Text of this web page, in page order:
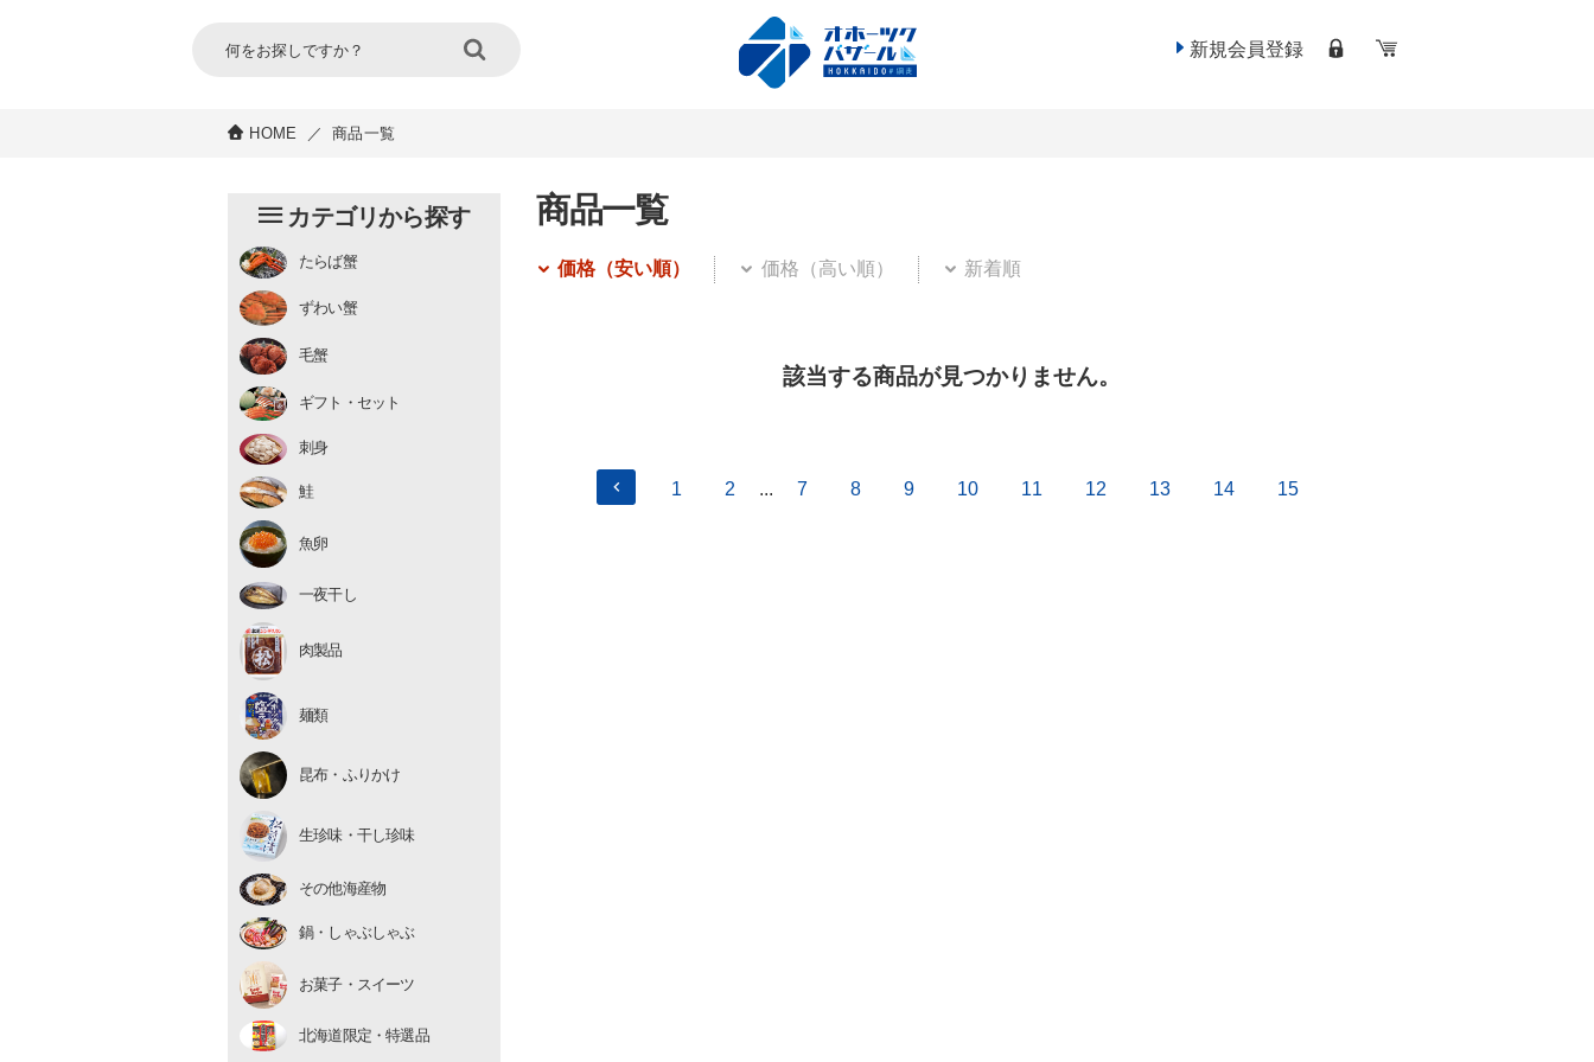
新規会員登録
HOME ／ 商品一覧
カテゴリから探す
たらば蟹
チルド
むき身 ずわい蟹
むき身
生冷凍 毛蟹
チルド
ギフト・セット
刺身
鮭
魚卵
いくら
たらこ・明太子
数の子
一夜干し
肉製品
麺類
昆布・ふりかけ
生珍味・干し珍味
生珍味
干し珍味
その他海産物
鍋・しゃぶしゃぶ
お菓子・スイーツ
北海道限定・特選品
商品一覧
価格（安い順） 価格（高い順） 新着順
該当する商品が見つかりません。
1 2 ... 7 8 9 10 11 12 13 14 15